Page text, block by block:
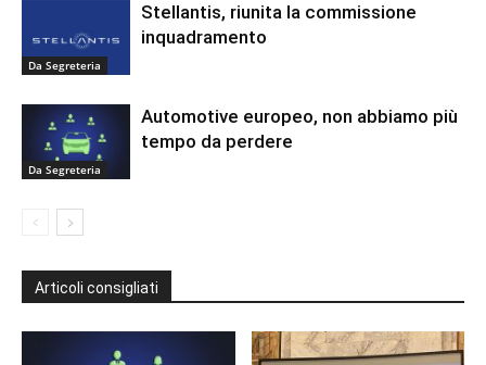
Da Segreteria
Stellantis, riunita la commissione
inquadramento
Da Segreteria
Automotive europeo, non abbiamo più
tempo da perdere
Articoli consigliati